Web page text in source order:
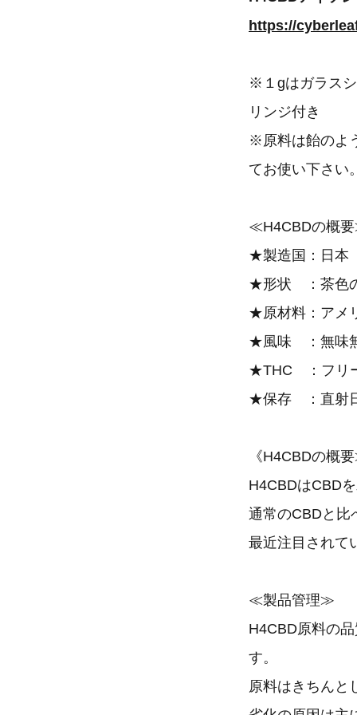
※１gはガラス
リンジ付き
※原料は飴のよ
てお使い下さい。
≪H4CBDの概
★製造国：日本
★形状 ：茶色
★原材料：アメ
★風味 ：無味
★THC ：フリ
★保存 ：直射日
《H4CBDの概
H4CBDはCBD
通常のCBDと比
最近注目されて
≪製品管理≫
H4CBD原料の
す。
原料はきちんと